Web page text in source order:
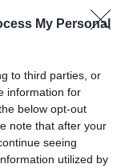
My Personal
to third parties, or
information for
below opt-out
note that after your
seeing
utilized by
la Unidad de
con violencia